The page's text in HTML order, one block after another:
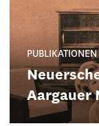
PUBLIKATIONEN
Aargauer